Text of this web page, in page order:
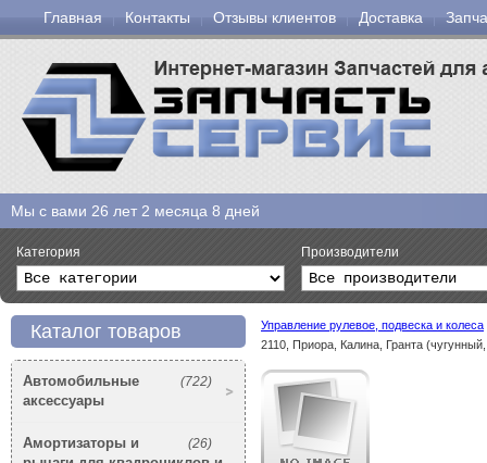
Главная Контакты Отзывы клиентов Доставка
Мы с вами 26 лет 2 месяца 8 дней
Категория Производители
Каталог товаров
(722)
Автомобильные
аксессуары
(26)
Амортизаторы и
Управление рулевое, подвеска и колеса
2110, Приора, Калина, Гранта